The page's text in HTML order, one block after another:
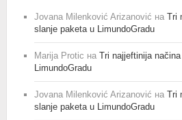
Jovana Milenković Arizanović на Tri
slanje paketa u LimundoGradu
Marija Protic на Tri najjeftinija
LimundoGradu
Jovana Milenković Arizanović на Tri
slanje paketa u LimundoGradu